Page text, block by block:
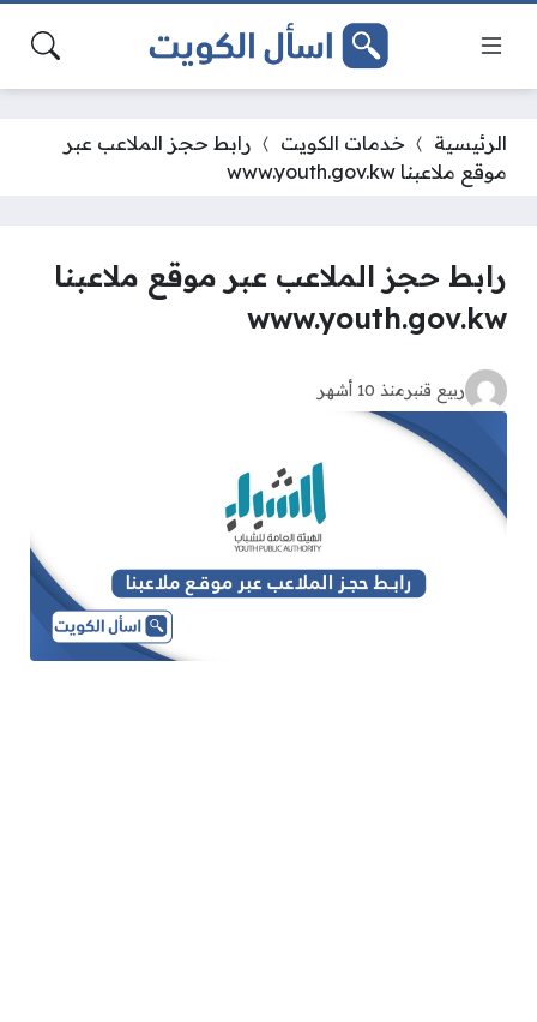
الرئيسية خدمات الكويت
رابط حجز الملاعب عبر
موقع ملاعبنا www.youth.gov.kw
رابط حجز الملاعب عبر موقع ملاعبنا
www.youth.gov.kw
ربيع قنبرمنذ 10 أشهر